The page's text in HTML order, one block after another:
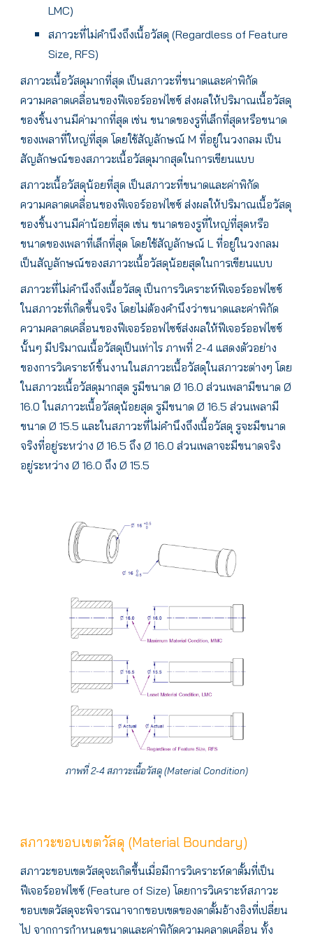
LMC)
สภาวะที่ไม่คำนึงถึงเนื้อวัสดุ (Regardless of Feature
Size, RFS)
สภาวะเนื้อวัสดุมากที่สุด เป็นสภาวะที่ขนาดและค่าพิกัด
ความคลาดเคลื่อนของฟีเจอร์ออฟไซซ์ ส่งผลให้ปริมาณเนื้อวัสดุ
ของชิ้นงานมีค่ามากที่สุด เช่น ขนาดของรูที่เล็กที่สุดหรือขนาด
ของเพลาที่ใหญ่ที่สุด โดยใช้สัญลักษณ์ M ที่อยู่ในวงกลม เป็น
สัญลักษณ์ของสภาวะเนื้อวัสดุมากสุดในการเขียนแบบ
สภาวะเนื้อวัสดุน้อยที่สุด เป็นสภาวะที่ขนาดและค่าพิกัด
ความคลาดเคลื่อนของฟีเจอร์ออฟไซซ์ ส่งผลให้ปริมาณเนื้อวัสดุ
ของชิ้นงานมีค่าน้อยที่สุด เช่น ขนาดของรูที่ใหญ่ที่สุดหรือ
ขนาดของเพลาที่เล็กที่สุด โดยใช้สัญลักษณ์ L ที่อยู่ในวงกลม
เป็นสัญลักษณ์ของสภาวะเนื้อวัสดุน้อยสุดในการเขียนแบบ
สภาวะที่ไม่คำนึงถึงเนื้อวัสดุ เป็นการวิเคราะห์ฟีเจอร์ออฟไซซ์
ในสภาวะที่เกิดขึ้นจริง โดยไม่ต้องคำนึงว่าขนาดและค่าพิกัด
ความคลาดเคลื่อนของฟีเจอร์ออฟไซซ์ส่งผลให้ฟีเจอร์ออฟไซซ์
นั้นๆ มีปริมาณเนื้อวัสดุเป็นเท่าไร ภาพที่ 2-4 แสดงตัวอย่าง
ของการวิเคราะห์ชิ้นงานในสภาวะเนื้อวัสดุในสภาวะต่างๆ โดย
ในสภาวะเนื้อวัสดุมากสุด รูมีขนาด Ø 16.0 ส่วนเพลามีขนาด Ø
16.0 ในสภาวะเนื้อวัสดุน้อยสุด รูมีขนาด Ø 16.5 ส่วนเพลามี
ขนาด Ø 15.5 และในสภาวะที่ไม่คำนึงถึงเนื้อวัสดุ รูจะมีขนาด
จริงที่อยู่ระหว่าง Ø 16.5 ถึง Ø 16.0 ส่วนเพลาจะมีขนาดจริง
อยู่ระหว่าง Ø 16.0 ถึง Ø 15.5
ภาพที่ 2-4 สภาวะเนื้อวัสดุ (Material Condition)
สภาวะขอบเขตวัสดุ (Material Boundary)
สภาวะขอบเขตวัสดุจะเกิดขึ้นเมื่อมีการวิเคราะห์ดาตั้มที่เป็น
ฟีเจอร์ออฟไซซ์ (Feature of Size) โดยการวิเคราะห์สภาวะ
ขอบเขตวัสดุจะพิจารณาจากขอบเขตของดาตั้มอ้างอิงที่เปลี่ยน
ไป จากการกำหนดขนาดและค่าพิกัดความคลาดเคลื่อน ทั้ง